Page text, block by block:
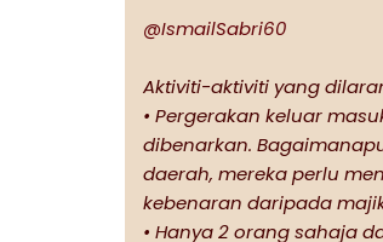
@IsmailSabri60
Aktiviti-aktiviti yang
• Pergerakan keluar
dibenarkan.
daerah, mereka perlu
kebenaran daripada
• Hanya 2 orang sahaja